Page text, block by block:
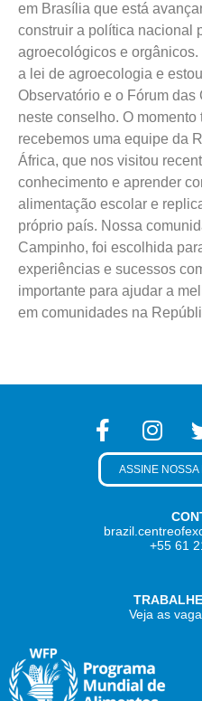
em Brasília que está
construir a política nacional
agroecológicos e
a lei de agroecologia e
Observatório e o Fórum
neste conselho. O
recebemos uma equipe da
África, que nos visitou
conhecimento e aprender
alimentação escolar e
próprio país. Nossa
Campinho, foi escolhida
experiências e sucessos
importante para ajudar a
em comunidades na
+55 61
Veja as
ASSINE NOSSA